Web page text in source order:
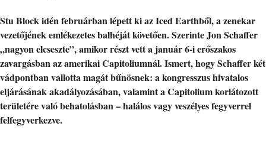
Stu Block idén februárban lépett ki az Iced Earthből, a zenekar
vezetőjének emlékezetes balhéját követően. Szerinte Jon Schaffer
„nagyon elcseszte”, amikor részt vett a január 6-i erőszakos
zavargásban az amerikai Capitoliumnál. Ismert, hogy Schaffer két
vádpontban vallotta magát bűnösnek: a kongresszus hivatalos
eljárásának akadályozásában, valamint a Capitolium korlátozott
területére való behatolásban – halálos vagy veszélyes fegyverrel
felfegyverkezve.